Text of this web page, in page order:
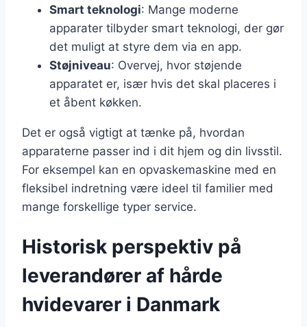
Smart teknologi: Mange moderne
apparater tilbyder smart teknologi, der gør
det muligt at styre dem via en app.
Støjniveau: Overvej, hvor støjende
apparatet er, især hvis det skal placeres i
et åbent køkken.
Det er også vigtigt at tænke på, hvordan
apparaterne passer ind i dit hjem og din livsstil.
For eksempel kan en opvaskemaskine med en
fleksibel indretning være ideel til familier med
mange forskellige typer service.
Historisk perspektiv på
leverandører af hårde
hvidevarer i Danmark